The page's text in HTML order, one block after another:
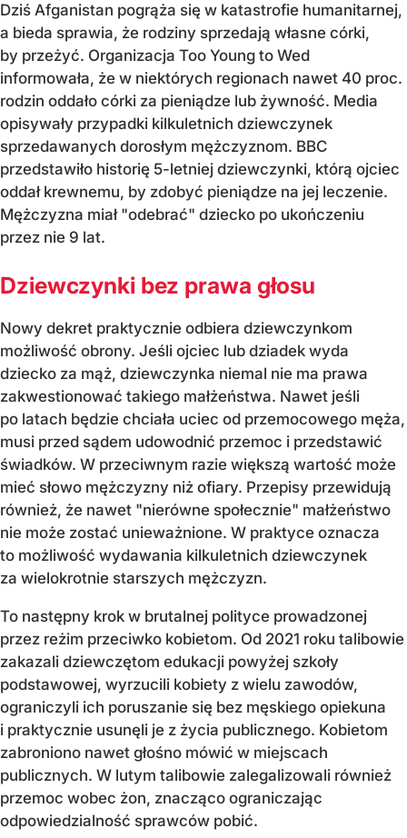
Dziś Afganistan pogrąża się w katastrofie humanitarnej,
a bieda sprawia, że rodziny sprzedają własne córki,
by przeżyć. Organizacja Too Young to Wed
informowała, że w niektórych regionach nawet 40 proc.
rodzin oddało córki za pieniądze lub żywność. Media
opisywały przypadki kilkuletnich dziewczynek
sprzedawanych dorosłym mężczyznom. BBC
przedstawiło historię 5-letniej dziewczynki, którą ojciec
oddał krewnemu, by zdobyć pieniądze na jej leczenie.
Mężczyzna miał "odebrać" dziecko po ukończeniu
przez nie 9 lat.
Dziewczynki bez prawa głosu
Nowy dekret praktycznie odbiera dziewczynkom
możliwość obrony. Jeśli ojciec lub dziadek wyda
dziecko za mąż, dziewczynka niemal nie ma prawa
zakwestionować takiego małżeństwa. Nawet jeśli
po latach będzie chciała uciec od przemocowego męża,
musi przed sądem udowodnić przemoc i przedstawić
świadków. W przeciwnym razie większą wartość może
mieć słowo mężczyzny niż ofiary. Przepisy przewidują
również, że nawet "nierówne społecznie" małżeństwo
nie może zostać unieważnione. W praktyce oznacza
to możliwość wydawania kilkuletnich dziewczynek
za wielokrotnie starszych mężczyzn.
To następny krok w brutalnej polityce prowadzonej
przez reżim przeciwko kobietom. Od 2021 roku talibowie
zakazali dziewczętom edukacji powyżej szkoły
podstawowej, wyrzucili kobiety z wielu zawodów,
ograniczyli ich poruszanie się bez męskiego opiekuna
i praktycznie usunęli je z życia publicznego. Kobietom
zabroniono nawet głośno mówić w miejscach
publicznych. W lutym talibowie zalegalizowali również
przemoc wobec żon, znacząco ograniczając
odpowiedzialność sprawców pobić.